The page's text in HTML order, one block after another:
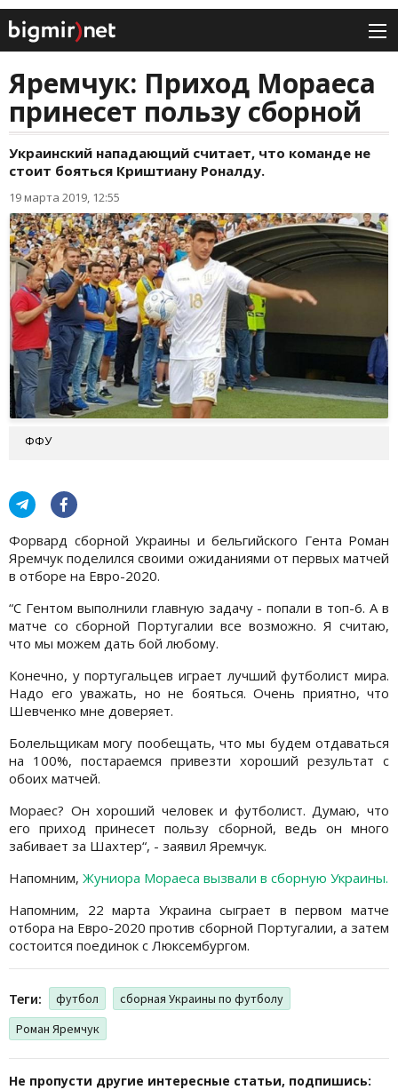
Яремчук: Приход Мораеса
принесет пользу сборной
Украинский нападающий считает, что команде не
стоит бояться Криштиану Роналду.
19 марта 2019, 12:55
ФФУ
Форвард сборной Украины и бельгийского Гента Роман
Яремчук поделился своими ожиданиями от первых матчей
в отборе на Евро-2020.
“С Гентом выполнили главную задачу - попали в топ-6. А в
матче со сборной Португалии все возможно. Я считаю,
что мы можем дать бой любому.
Конечно, у португальцев играет лучший футболист мира.
Надо его уважать, но не бояться. Очень приятно, что
Шевченко мне доверяет.
Болельщикам могу пообещать, что мы будем отдаваться
на 100%, постараемся привезти хороший результат с
обоих матчей.
Мораес? Он хороший человек и футболист. Думаю, что
его приход принесет пользу сборной, ведь он много
забивает за Шахтер“, - заявил Яремчук.
Напомним, Жуниора Мораеса вызвали в сборную Украины.
Напомним, 22 марта Украина сыграет в первом матче
отбора на Евро-2020 против сборной Португалии, а затем
состоится поединок с Люксембургом.
Теги: футбол
сборная Украины по футболу
Роман Яремчук
Не пропусти другие интересные статьи, подпишись: